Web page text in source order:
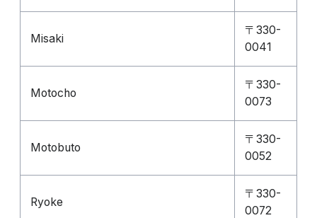
Misaki
〒330-
0041
Motocho
〒330-
0073
Motobuto
〒330-
0052
Ryoke
〒330-
0072